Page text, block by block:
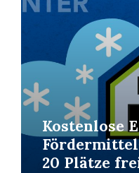
Kostenlose
20 Plätze